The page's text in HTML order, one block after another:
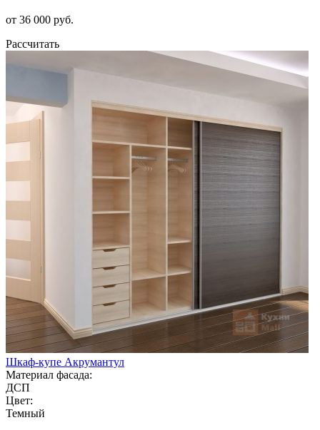
от 36 000 руб.
Рассчитать
Шкаф-купе Акрумантул
Материал фасада:
ДСП
Цвет:
Темный